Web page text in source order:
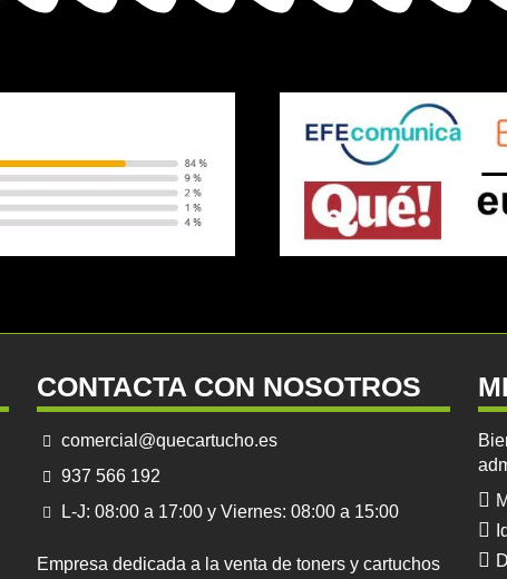
CONTACTA CON NOSOTROS
comercial@quecartucho.es
937 566 192
L-J: 08:00 a 17:00 y Viernes: 08:00 a 15:00
Empresa dedicada a la venta de toners y cartuchos